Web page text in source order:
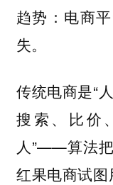
趋势：电商
失。
传统电商是“
搜索、比价
人”——算法
红果电商试